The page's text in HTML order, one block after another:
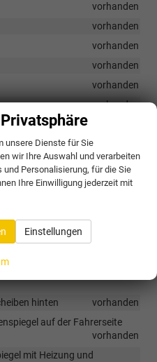
vorhanden
vorhanden
vorhanden
vorhanden
vorhanden
vorhanden
vorhanden
vorhanden
vorhanden
hinten
vorhanden
auf der Fahrerseite
vorhanden
mit Heizung und
unsere Dienste für Sie
wir Ihre Auswahl und verarbeiten
Personalisierung, für die Sie
Ihre Einwilligung jederzeit mit
Einstellungen